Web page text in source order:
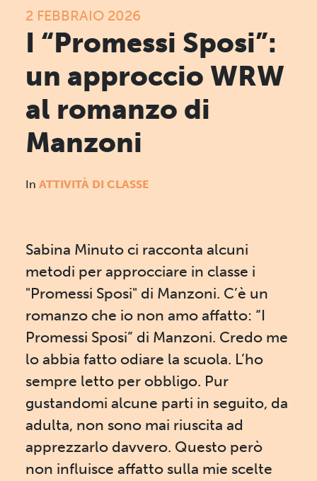
2 FEBBRAIO 2026
I “Promessi Sposi”:
un approccio WRW
al romanzo di
Manzoni
In ATTIVITÀ DI CLASSE
Sabina Minuto ci racconta alcuni
metodi per approcciare in classe i
"Promessi Sposi" di Manzoni. C’è un
romanzo che io non amo affatto: “I
Promessi Sposi” di Manzoni. Credo me
lo abbia fatto odiare la scuola. L’ho
sempre letto per obbligo. Pur
gustandomi alcune parti in seguito, da
adulta, non sono mai riuscita ad
apprezzarlo davvero. Questo però
non influisce affatto sulla mie scelte